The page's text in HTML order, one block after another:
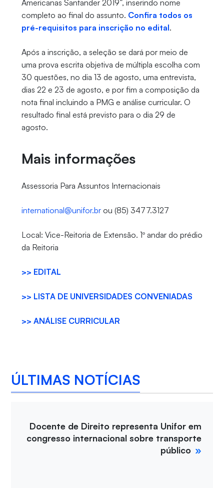
Americanas Santander 2019”, inserindo nome
completo ao final do assunto. Confira todos os
pré-requisitos para inscrição no edital.
Após a inscrição, a seleção se dará por meio de
uma prova escrita objetiva de múltipla escolha com
30 questões, no dia 13 de agosto, uma entrevista,
dias 22 e 23 de agosto, e por fim a composição da
nota final incluindo a PMG e análise curricular. O
resultado final está previsto para o dia 29 de
agosto.
Mais informações
Assessoria Para Assuntos Internacionais
international@unifor.brou (85) 3477.3127
Local: Vice-Reitoria de Extensão. 1º andar do prédio
da Reitoria
>> EDITAL
>> LISTA DE UNIVERSIDADES CONVENIADAS
>> ANÁLISE CURRICULAR
ÚLTIMAS NOTÍCIAS
Docente de Direito representa Unifor em
congresso internacional sobre transporte
público